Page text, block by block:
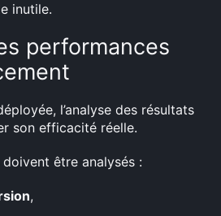
inutile.
performances
l’analyse des résultats
son efficacité réelle.
être analysés :
,